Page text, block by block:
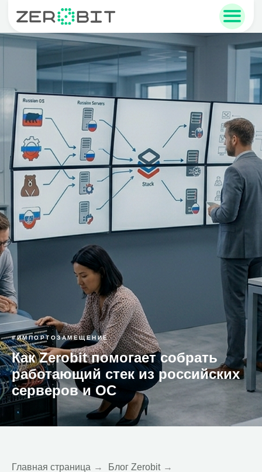
+7 495 223-00-93
sales@zerobit.ru
#ИМПОРТОЗАМЕЩЕНИЕ
Как Zerobit помогает собрать
работающий стек из российских
серверов и ОС
Главная страница → Блог Zerobit →